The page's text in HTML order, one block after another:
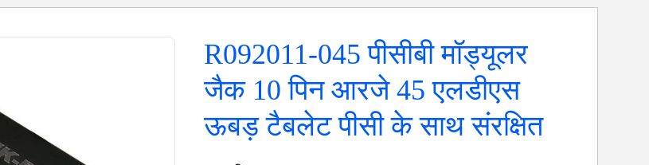
R092011-045 पीसीबी मॉड्यूलर
जैक 10 पिन आरजे 45 एलडीएस
ऊबड़ टैबलेट पीसी के साथ संरक्षित